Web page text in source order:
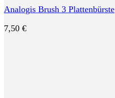
Analogis Brush 3 Plattenbürste
7,50 €